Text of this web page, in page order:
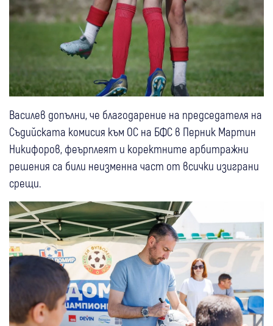
Василев допълни, че благодарение на председателя на
Съдийската комисия към ОС на БФС в Перник Мартин
Никифоров, феърплеят и коректните арбитражни
решения са били неизменна част от всички изиграни
срещи.